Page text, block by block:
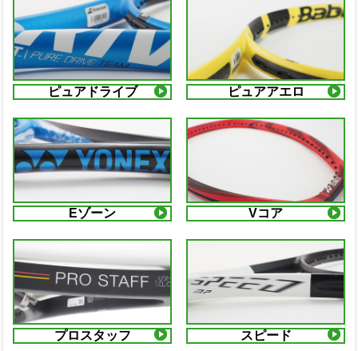
ピュアドライブ ピュアアエロ
Eゾーン Vコア
プロスタッフ スピード